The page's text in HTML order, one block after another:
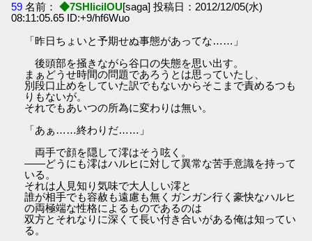
59 名前： ◆7SHIicilOU[saga] 投稿日：2012/12/05(水)
08:11:05.65 ID:+9/hf6Wuo
「昨日ちょいと予期せぬ事態があってな……」
後頭部を掻きながら谷口の失態を思い出す。
まぁどうせ時間の問題であろうとは思っていたし、
別段口止めをしていた訳でもないからそこまで責めるつも
りもないが。
それでもあいつの所為に変わりは無い。
「あぁ……終わりだ……」
両手で顔を隠して澪はそう呟く。
――どうにも澪はハルヒに対して異常な苦手意識を持って
いる。
それは人見知り気味で大人しい澪と
誰が相手でも容赦も遠慮も無くガンガン行く豪快なハルヒ
の両極端な性格によるものであるのは
双方とそれなりに深くて長い付き合いがある俺は知ってい
る。